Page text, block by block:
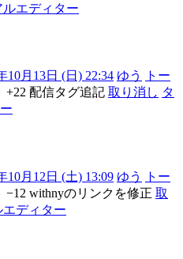
ルエディター
10月13日 (日) 22:34 ゆう
トー
+22 配信タグ追記 取り消し タ
10月12日 (土) 13:09 ゆう
トー
−12 withnyのリンクを修正 取
エディター